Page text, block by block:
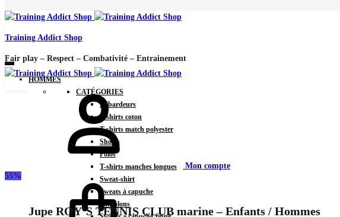
Training Addict Shop
Fair play – Respect – Combativité – Entrainement
HOMMES
CATÉGORIES
Débardeurs
T-shirts coton
T-shirts match polyester
Shorts
Polos
T-shirts manches longues
Sweat-shirt
Sweats à capuche
Pantalons
Mon compte
55%
Jupe ROY’S TENNIS CLUB marine – Enfants / Hommes